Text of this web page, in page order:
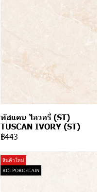
ทัสแคน ไอวอรี่ (ST)
TUSCAN IVORY (ST)
฿443
สินค้าใหม่
RCI PORCELAIN